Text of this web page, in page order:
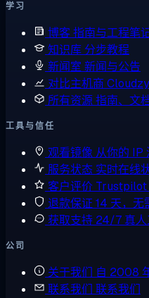
学习
博客指南与工程笔
知识库 分步教程
新闻室 新闻与公告
对比主机商
所有资源指南、文
工具与信任
观看镜像 从你的 IP
服务状态 实时在线
客户评价
退款保证 14 天，无
获取支持 24/7 真人
公司
关于我们 自 2008
联系我们 联系我们